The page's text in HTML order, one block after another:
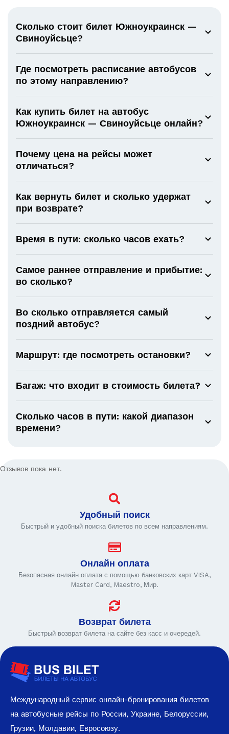
Сколько стоит билет Южноукраинск —
Свиноуйсьце?
Где посмотреть расписание автобусов
по этому направлению?
Как купить билет на автобус
Южноукраинск — Свиноуйсьце онлайн?
Почему цена на рейсы может
отличаться?
Как вернуть билет и сколько удержат
при возврате?
Время в пути: сколько часов ехать?
Самое раннее отправление и прибытие:
во сколько?
Во сколько отправляется самый
поздний автобус?
Маршрут: где посмотреть остановки?
Багаж: что входит в стоимость билета?
Сколько часов в пути: какой диапазон
времени?
Отзывов пока нет.
Удобный поиск
Быстрый и удобный поиска билетов по всем направлениям.
Онлайн оплата
Безопасная онлайн оплата с помощью банковских карт VISA,
Master Card, Maestro, Мир.
Возврат билета
Быстрый возврат билета на сайте без касс и очередей.
Международный сервис онлайн-бронирования билетов
на автобусные рейсы по России, Украине, Белоруссии,
Грузии, Молдавии, Евросоюзу.